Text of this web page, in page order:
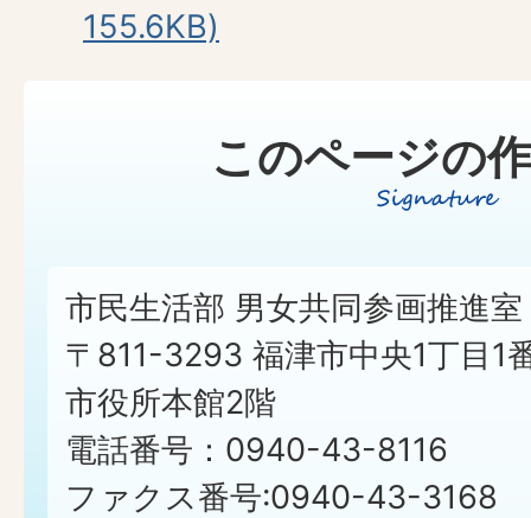
155.6KB)
このページの
市民生活部 男女共同参画推進
〒811-3293 福津市中央1丁目1
市役所本館2階
電話番号：0940-43-8116
ファクス番号:0940-43-3168